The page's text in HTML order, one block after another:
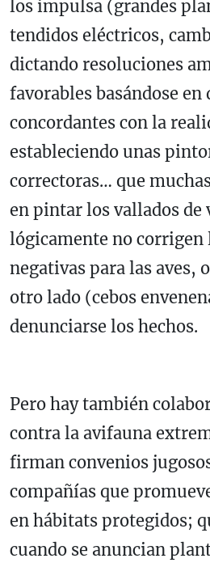
los impulsa (grandes
tendidos eléctricos,
dictando resoluciones
favorables basándose en
concordantes con la
estableciendo unas
correctoras… que
en pintar los vallados de
lógicamente no corrigen
negativas para las aves,
otro lado (cebos
denunciarse los hechos.
Pero hay también
contra la avifauna
firman convenios
compañías que
en hábitats protegidos;
cuando se anuncian